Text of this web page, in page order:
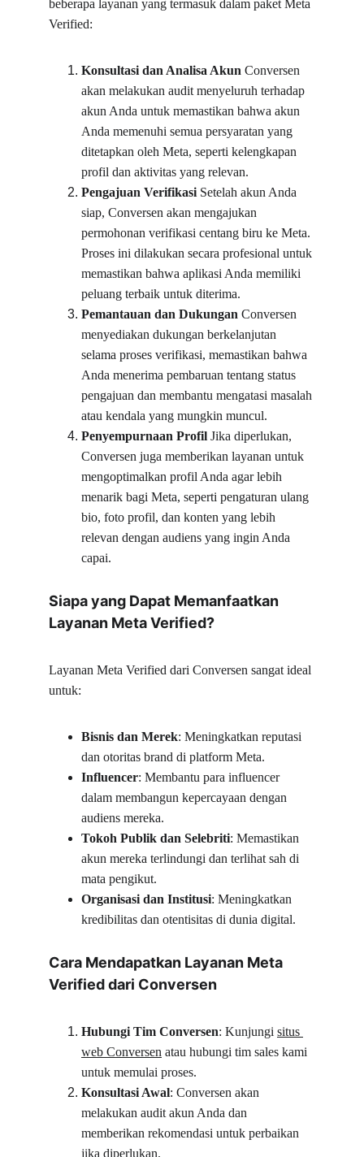
beberapa layanan yang termasuk dalam paket Meta
Verified:
Konsultasi dan Analisa Akun Conversen
akan melakukan audit menyeluruh terhadap
akun Anda untuk memastikan bahwa akun
Anda memenuhi semua persyaratan yang
ditetapkan oleh Meta, seperti kelengkapan
profil dan aktivitas yang relevan.
Pengajuan Verifikasi Setelah akun Anda
siap, Conversen akan mengajukan
permohonan verifikasi centang biru ke Meta.
Proses ini dilakukan secara profesional untuk
memastikan bahwa aplikasi Anda memiliki
peluang terbaik untuk diterima.
Pemantauan dan Dukungan Conversen
menyediakan dukungan berkelanjutan
selama proses verifikasi, memastikan bahwa
Anda menerima pembaruan tentang status
pengajuan dan membantu mengatasi masalah
atau kendala yang mungkin muncul.
Penyempurnaan Profil Jika diperlukan,
Conversen juga memberikan layanan untuk
mengoptimalkan profil Anda agar lebih
menarik bagi Meta, seperti pengaturan ulang
bio, foto profil, dan konten yang lebih
relevan dengan audiens yang ingin Anda
capai.
Siapa yang Dapat Memanfaatkan
Layanan Meta Verified?
Layanan Meta Verified dari Conversen sangat ideal
untuk:
Bisnis dan Merek: Meningkatkan reputasi
dan otoritas brand di platform Meta.
Influencer: Membantu para influencer
dalam membangun kepercayaan dengan
audiens mereka.
Tokoh Publik dan Selebriti: Memastikan
akun mereka terlindungi dan terlihat sah di
mata pengikut.
Organisasi dan Institusi: Meningkatkan
kredibilitas dan otentisitas di dunia digital.
Cara Mendapatkan Layanan Meta
Verified dari Conversen
Hubungi Tim Conversen: Kunjungi situs
web Conversen atau hubungi tim sales kami
untuk memulai proses.
Konsultasi Awal: Conversen akan
melakukan audit akun Anda dan
memberikan rekomendasi untuk perbaikan
jika diperlukan.